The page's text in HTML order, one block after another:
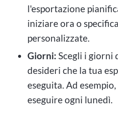
l'esportazione
iniziare ora o
personalizzate.
Giorni: Scegli i giorni
desideri che la tua
eseguita. Ad
eseguire ogni lunedì.